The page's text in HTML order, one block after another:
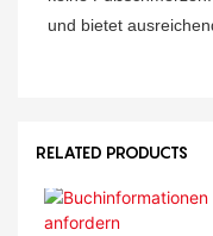
und bietet
RELATED PRODUCTS